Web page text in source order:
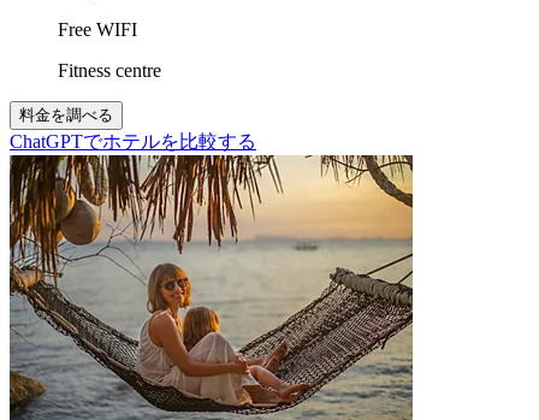
Free WIFI
Fitness centre
料金を調べる
ChatGPTでホテルを比較する